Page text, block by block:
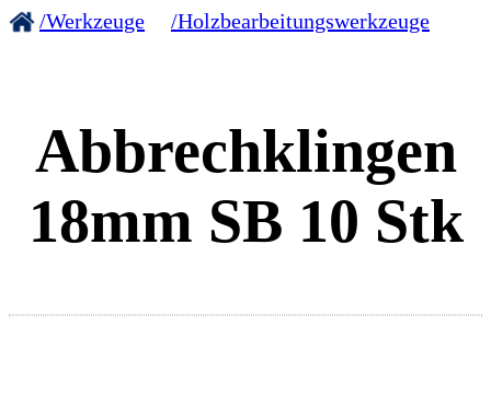
/Werkzeuge /Holzbearbeitungswerkzeuge
Abbrechklingen
18mm SB 10 Stk